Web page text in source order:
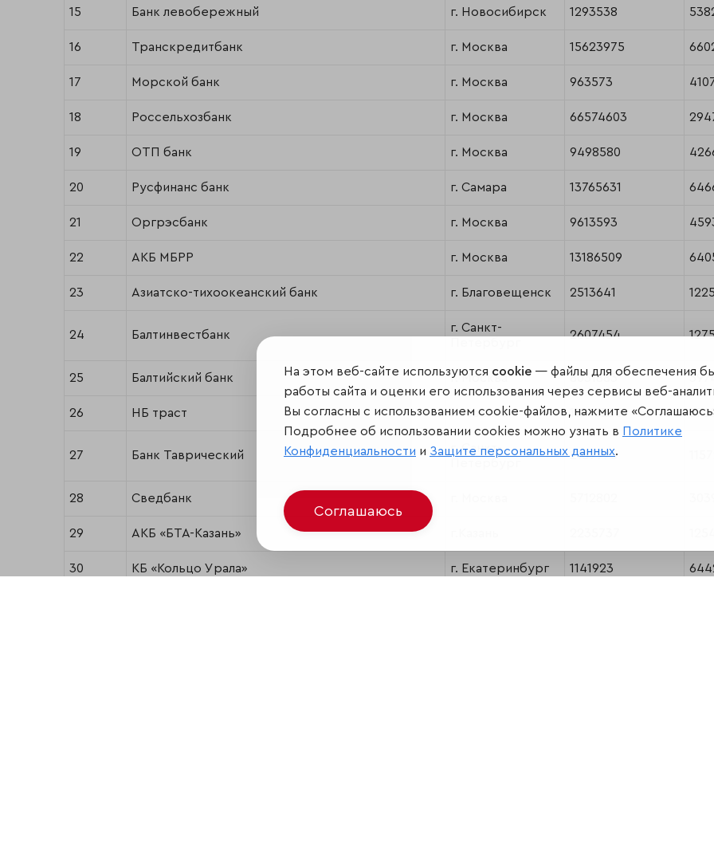
15 Банк левобережный г. Новосибирск 1293538
16 Транскредитбанк г. Москва 15623975
17 Морской банк г. Москва 963573
18 Россельхозбанк г. Москва 66574603
19 ОТП банк г. Москва 9498580
20 Русфинанс банк г. Самара 13765631
21 Оргрэсбанк г. Москва 9613593
22 АКБ МБРР г. Москва 13186509
23 Азиатско-тихоокеанский банк г. Благовещенск 2513641
24 Балтинвестбанк
г. Санкт-
2607454
25 Балтийский банк г. Москва 8031883
26 НБ траст г. Москва 11095235
27 Банк Таврический
г. Санкт-
2189975
28 Сведбанк
29 АКБ «БТА-Казань»
30 КБ «Кольцо Урала» г. Екатеринбург 1141923
На этом веб-сайте используются cookie — файлы для обеспечения
работы сайта и оценки его использования через сервисы веб-
Вы согласны с использованием cookie-файлов, нажмите
Подробнее об использовании cookies можно узнать в Политике
Конфиденциальности и Защите персональных данных.
Соглашаюсь